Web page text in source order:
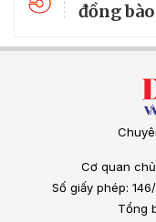
đồng
Cơ quan
Số giấy phép:
Tổng